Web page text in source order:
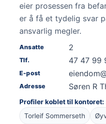
eier prosessen fra
er å få et tydelig svar
ansvarlig megler.
Ansatte 2
Tlf. 47 47 99
E-post
Adresse Søren R
Profiler koblet til kontoret:
Torleif Sommerseth